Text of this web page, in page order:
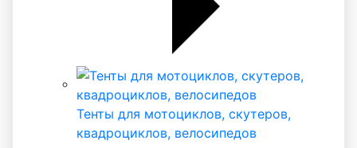
Тенты для мотоциклов, скутеров,
квадроциклов, велосипедов